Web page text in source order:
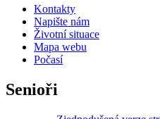
Kontakty
Napište nám
Životní situace
Mapa webu
Počasí
Senioři